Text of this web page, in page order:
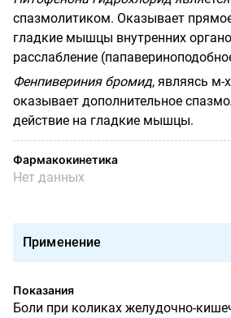
спазмолитиком. Оказывает
гладкие мышцы внутренних
расслабление
Фенпивериния бромид, являясь м-
оказывает дополнительное
действие на гладкие мышцы.
Фармакокинетика
Нет данных
Применение
Показания
Боли при коликах желудочно-